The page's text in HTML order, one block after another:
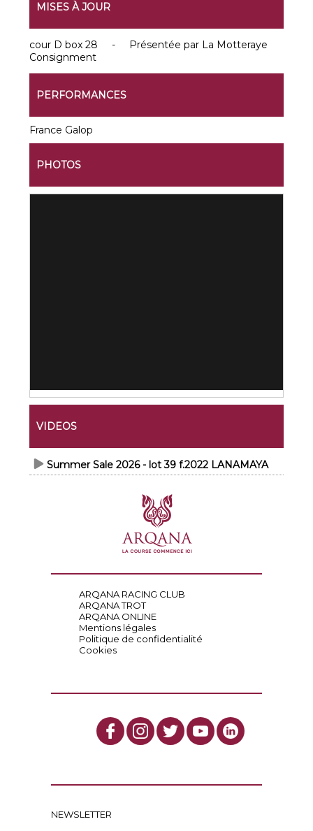
MISES À JOUR
cour D box 28 - Présentée par La Motteraye
Consignment
PERFORMANCES
France Galop
PHOTOS
VIDEOS
Summer Sale 2026 - lot 39 f.2022 LANAMAYA
ARQANA RACING CLUB
ARQANA TROT
ARQANA ONLINE
Mentions légales
Politique de confidentialité
Cookies
NEWSLETTER